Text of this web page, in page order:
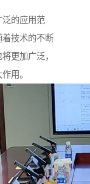
泛的应用范
着技术的不断
更加广泛，
用。​